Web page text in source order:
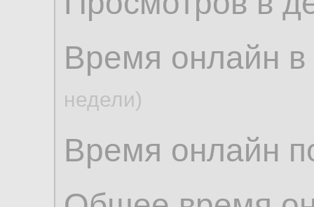
Время онлайн
недели)
Время онлайн